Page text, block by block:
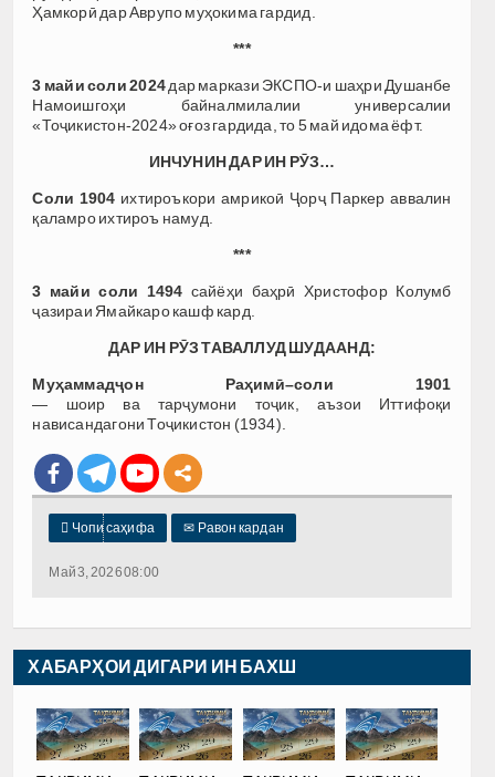
Ҳамкорӣ дар Аврупо муҳокима гардид.
***
3 майи соли 2024дар маркази ЭКСПО-и шаҳри Душанбе
Намоишгоҳи байналмилалии универсалии
«Тоҷикистон-2024» оғоз гардида, то 5 май идома ёфт.
ИНЧУНИН ДАР ИН РӮЗ…
Соли 1904 ихтироъкори амрикоӣ Ҷорҷ Паркер аввалин
қаламро ихтироъ намуд.
***
3 майи соли 1494 сайёҳи баҳрӣ Христофор Колумб
ҷазираи Ямайкаро кашф кард.
ДАР ИН РӮЗ ТАВАЛЛУД ШУДААНД:
Муҳаммадҷон Раҳимӣ–соли 1901
— шоир ва тарҷумони тоҷик, аъзои Иттифоқи
нависандагони Тоҷикистон (1934).
 Чопи саҳифа ✉ Равон кардан
Май 3, 2026 08:00
ХАБАРҲОИ ДИГАРИ ИН БАХШ